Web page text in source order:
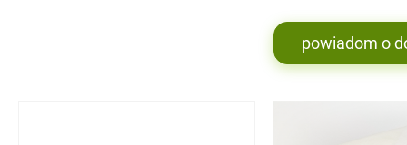
powiadom o